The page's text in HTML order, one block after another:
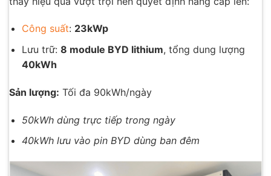
Công suất: 23kWp
Lưu trữ: 8 module BYD lithium, tổng dung lượng
40kWh
Sản lượng: Tối đa 90kWh/ngày
50kWh dùng trực tiếp trong ngày
40kWh lưu vào pin BYD dùng ban đêm